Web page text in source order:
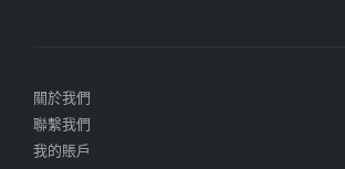
關於我們
聯繫我們
我的賬戶